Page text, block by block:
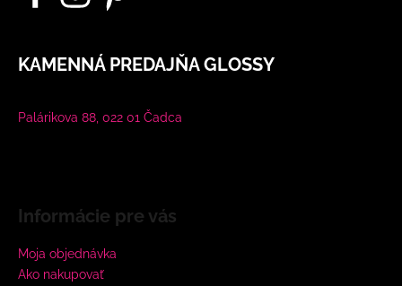
KAMENNÁ PREDAJŇA GLOSSY
Palárikova 88, 022 01 Čadca
Informácie pre vás
Moja objednávka
Ako nakupovať